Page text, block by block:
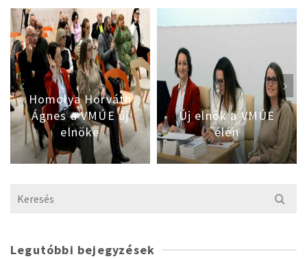
Homolya Horváth
Ágnes a VMÚE új
elnöke
Új elnök a VMÚE
élén
Search
Legutóbbi bejegyzések